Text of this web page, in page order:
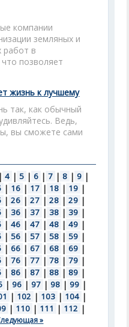
компании
земляных и
работ в
позволяет
жизнь к лучшему
так, как обычный
Ведь,
вы сможете сами
| 4 | 5 | 6 | 7 | 8 | 9 |
| 16 | 17 | 18 | 19 |
| 26 | 27 | 28 | 29 |
| 36 | 37 | 38 | 39 |
| 46 | 47 | 48 | 49 |
| 56 | 57 | 58 | 59 |
| 66 | 67 | 68 | 69 |
| 76 | 77 | 78 | 79 |
| 86 | 87 | 88 | 89 |
| 96 | 97 | 98 | 99 |
| 102 | 103 | 104 |
| 110 | 111 | 112 |
»